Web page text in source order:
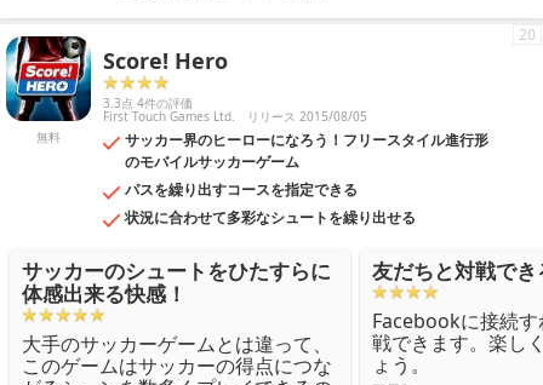
無料
Score! Hero
3.3点 4件の評価
First Touch Games Ltd. リリース 2015/08/05
サッカー界のヒーローになろう！フリースタイル進行形
のモバイルサッカーゲーム
パスを繰り出すコースを指定できる
状況に合わせて多彩なシュートを繰り出せる
20
サッカーのシュートをひたすらに
体感出来る快感！
大手のサッカーゲームとは違って、
このゲームはサッカーの得点につな
友だちと対戦でき
Facebookに接続
戦できます。楽し
ょう。